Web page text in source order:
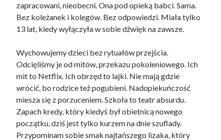
zapracowani, nieobecni. Ona pod opieką babci. Sama.
Bez koleżanek i kolegów. Bez odpowiedzi. Miała tylko
13 lat, kiedy wyłączyła w sobie dźwięk na zawsze.
Wychowujemy dzieci bez rytuałów przejścia.
Odcięliśmy je od mitów, przekazu pokoleniowego. Ich
mit to Netflix. Ich obrzęd to lajki. Nie mają gdzie
wrócić, bo rodzice też pogubieni. Nadopiekuńczość
miesza się z porzuceniem. Szkoła to teatr absurdu.
Zapach kredy, który kiedyś był obietnicą nowego
początku, dziś jest tylko kurzem na dnie szuflady.
Przypominam sobie smak najtańszego lizaka, który